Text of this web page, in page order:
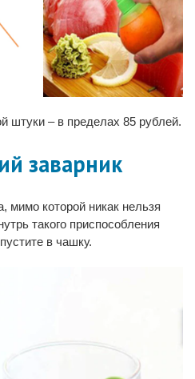
штуки – в пределах 85 рублей.
заварник
мимо которой никак нельзя
такого приспособления
в чашку.